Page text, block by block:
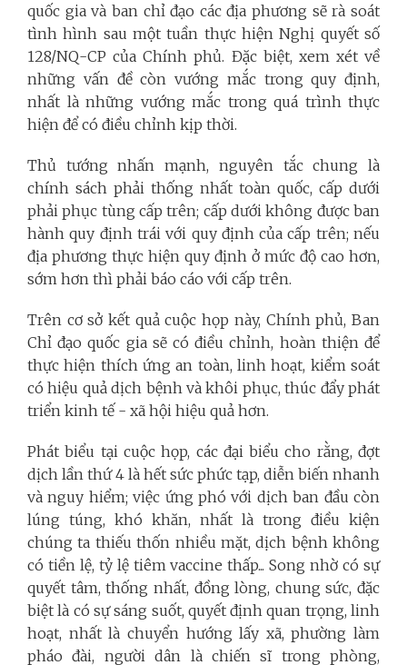
quốc gia và ban chỉ đạo các địa phương sẽ rà soát
tình hình sau một tuần thực hiện Nghị quyết số
128/NQ-CP của Chính phủ. Đặc biệt, xem xét về
những vấn đề còn vướng mắc trong quy định,
nhất là những vướng mắc trong quá trình thực
hiện để có điều chỉnh kịp thời.
Thủ tướng nhấn mạnh, nguyên tắc chung là
chính sách phải thống nhất toàn quốc, cấp dưới
phải phục tùng cấp trên; cấp dưới không được ban
hành quy định trái với quy định của cấp trên; nếu
địa phương thực hiện quy định ở mức độ cao hơn,
sớm hơn thì phải báo cáo với cấp trên.
Trên cơ sở kết quả cuộc họp này, Chính phủ, Ban
Chỉ đạo quốc gia sẽ có điều chỉnh, hoàn thiện để
thực hiện thích ứng an toàn, linh hoạt, kiểm soát
có hiệu quả dịch bệnh và khôi phục, thúc đẩy phát
triển kinh tế - xã hội hiệu quả hơn.
Phát biểu tại cuộc họp, các đại biểu cho rằng, đợt
dịch lần thứ 4 là hết sức phức tạp, diễn biến nhanh
và nguy hiểm; việc ứng phó với dịch ban đầu còn
lúng túng, khó khăn, nhất là trong điều kiện
chúng ta thiếu thốn nhiều mặt, dịch bệnh không
có tiền lệ, tỷ lệ tiêm vaccine thấp...Song nhờ có sự
quyết tâm, thống nhất, đồng lòng, chung sức, đặc
biệt là có sự sáng suốt, quyết định quan trọng, linh
hoạt, nhất là chuyển hướng lấy xã, phường làm
pháo đài, người dân là chiến sĩ trong phòng,